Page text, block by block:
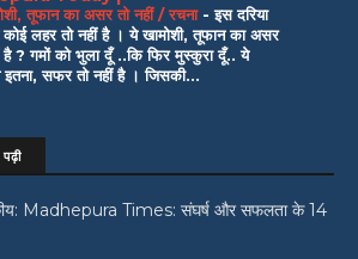
तूफान का असर तो नहीं / रचना -इस दरिया
लहर तो नहीं है । ये खामोशी, तूफान का असर
है ? गमों को भुला दूँ ..कि फिर मुस्कुरा दूँ.. ये
सफर तो नहीं है । जिसकी...
Madhepura Times: संघर्ष और सफलता के 14